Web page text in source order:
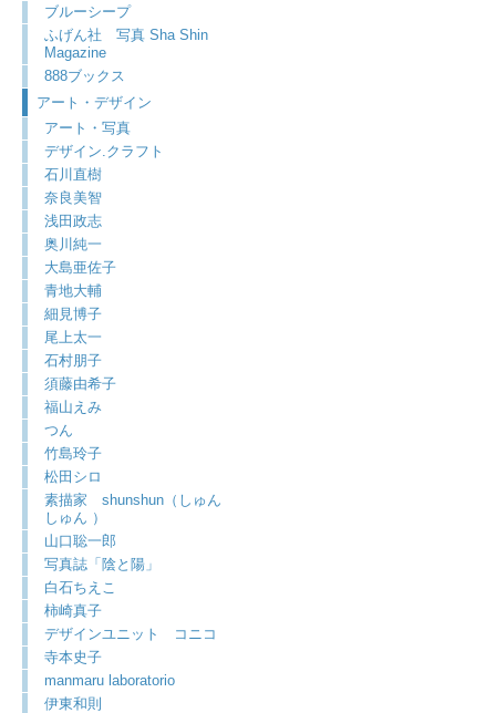
ブルーシープ
ふげん社 写真 Sha Shin
Magazine
888ブックス
アート・デザイン
アート・写真
デザイン.クラフト
石川直樹
奈良美智
浅田政志
奥川純一
大島亜佐子
青地大輔
細見博子
尾上太一
石村朋子
須藤由希子
福山えみ
つん
竹島玲子
松田シロ
素描家 shunshun（しゅん
しゅん ）
山口聡一郎
写真誌「陰と陽」
白石ちえこ
柿崎真子
デザインユニット コニコ
寺本史子
manmaru laboratorio
伊東和則